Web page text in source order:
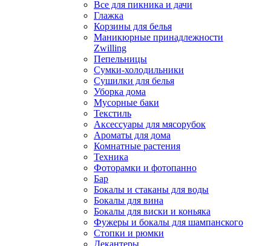
Все для пикника и дачи
Глажка
Корзины для белья
Маникюрные принадлежности
Zwilling
Пепельницы
Сумки-холодильники
Сушилки для белья
Уборка дома
Мусорные баки
Текстиль
Аксессуары для мясорубок
Ароматы для дома
Комнатные растения
Техника
Фоторамки и фотопанно
Бар
Бокалы и стаканы для воды
Бокалы для вина
Бокалы для виски и коньяка
Фужеры и бокалы для шампанского
Стопки и рюмки
Декантеры